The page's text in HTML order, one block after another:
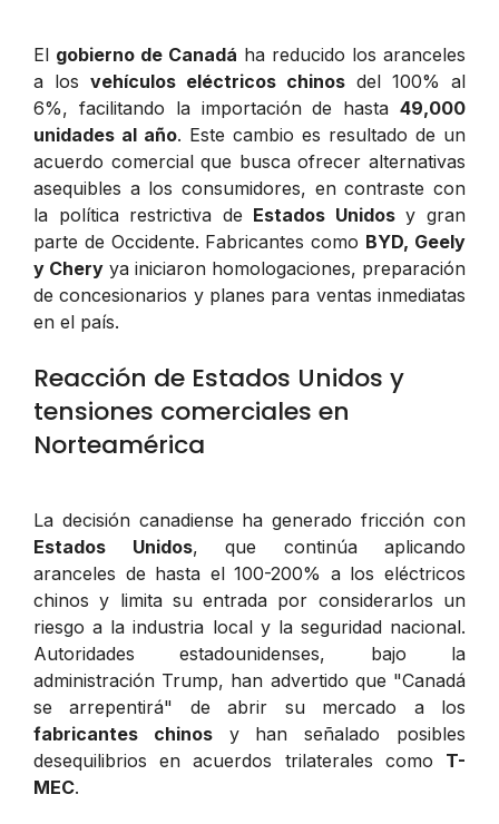
El gobierno de Canadá ha reducido los aranceles
a los vehículos eléctricos chinos del 100% al
6%, facilitando la importación de hasta 49,000
unidades al año. Este cambio es resultado de un
acuerdo comercial que busca ofrecer alternativas
asequibles a los consumidores, en contraste con
la política restrictiva de Estados Unidosy gran
parte de Occidente. Fabricantes como BYD, Geely
y Chery ya iniciaron homologaciones, preparación
de concesionarios y planes para ventas inmediatas
en el país.
Reacción de Estados Unidos y
tensiones comerciales en
Norteamérica
La decisión canadiense ha generado fricción con
Estados Unidos, que continúa aplicando
aranceles de hasta el 100-200% a los eléctricos
chinos y limita su entrada por considerarlos un
riesgo a la industria local y la seguridad nacional.
Autoridades estadounidenses, bajo la
administración Trump, han advertido que "Canadá
se arrepentirá" de abrir su mercado a los
fabricantes chinosy han señalado posibles
desequilibrios en acuerdos trilaterales como T-
MEC.